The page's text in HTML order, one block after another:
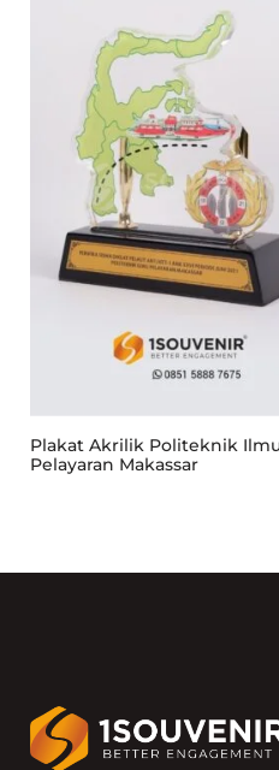
Plakat Akrilik Politeknik
Pelayaran Makassar